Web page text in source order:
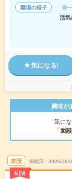
職場の様子
活気
気になる!
興味が
「気に
「面
未読
NEW
掲載日 2026/08/